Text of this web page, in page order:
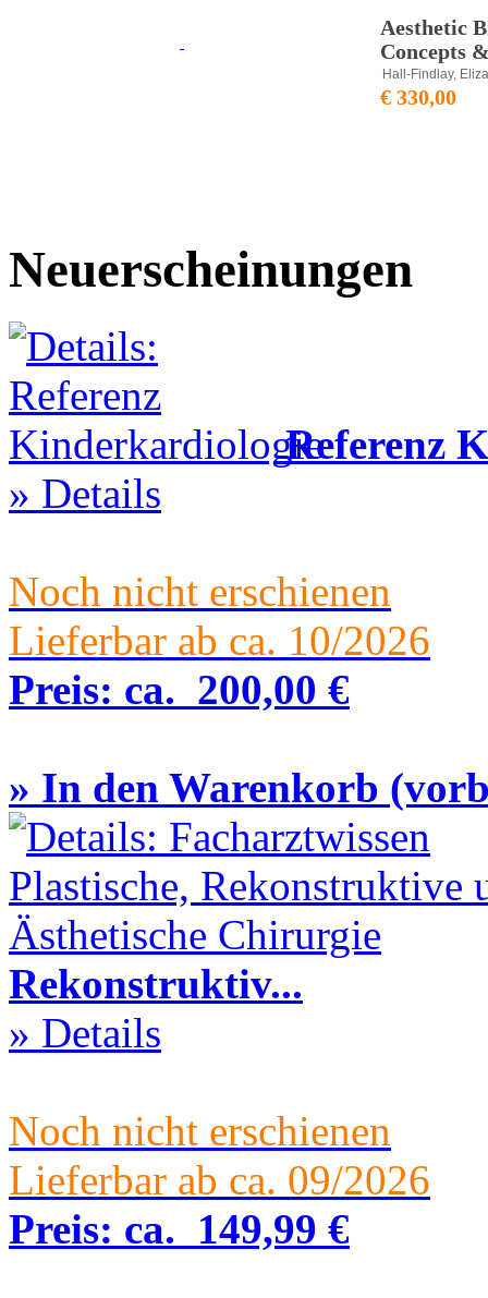
Aesthetic
Concepts
Hall-Findlay,
€ 330,00
Neuerscheinungen
Referenz
» Details
Noch nicht erschienen
Lieferbar ab ca. 10/2026
Preis: ca. 200,00 €
» In den Warenkorb
Rekonstruktiv...
» Details
Noch nicht erschienen
Lieferbar ab ca. 09/2026
Preis: ca. 149,99 €